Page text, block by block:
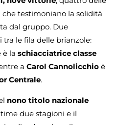
testimoniano la solidità
dal gruppo. Due
le fila delle brianzole:
è la schiacciatrice classe
a Carol Cannolicchio è
Centrale.
nono titolo nazionale
due stagioni e il